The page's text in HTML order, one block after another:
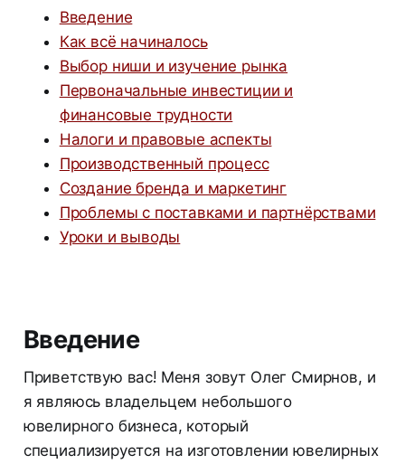
Введение
Как всё начиналось
Выбор ниши и изучение рынка
Первоначальные инвестиции и
финансовые трудности
Налоги и правовые аспекты
Производственный процесс
Создание бренда и маркетинг
Проблемы с поставками и партнёрствами
Уроки и выводы
Введение
Приветствую вас! Меня зовут Олег Смирнов, и
я являюсь владельцем небольшого
ювелирного бизнеса, который
специализируется на изготовлении ювелирных